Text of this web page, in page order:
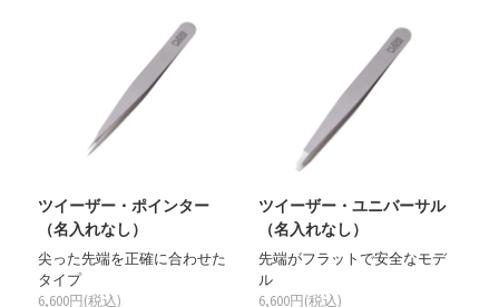
ツイーザー・ポインター
（名入れなし）
尖った先端を正確に合わせた
タイプ
6,600円(税込)
ツイーザー・ユニバーサル
（名入れなし）
先端がフラットで安全なモデ
ル
6,600円(税込)